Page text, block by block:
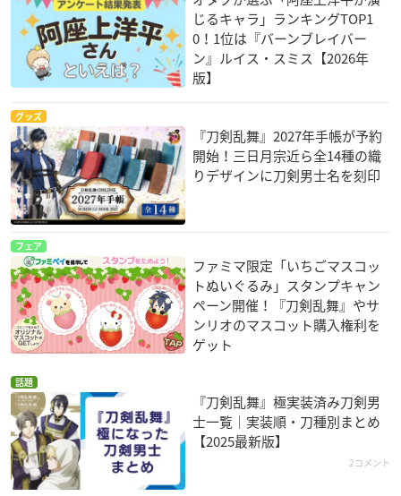
じるキャラ」ランキングTOP1
0！1位は『バーンブレイバー
ン』ルイス・スミス【2026年
版】
グッズ
『刀剣乱舞』2027年手帳が予約
開始！三日月宗近ら全14種の織
りデザインに刀剣男士名を刻印
フェア
ファミマ限定「いちごマスコッ
トぬいぐるみ」スタンプキャン
ペーン開催！『刀剣乱舞』やサ
ンリオのマスコット購入権利を
ゲット
話題
『刀剣乱舞』極実装済み刀剣男
士一覧｜実装順・刀種別まとめ
【2025最新版】
2コメント